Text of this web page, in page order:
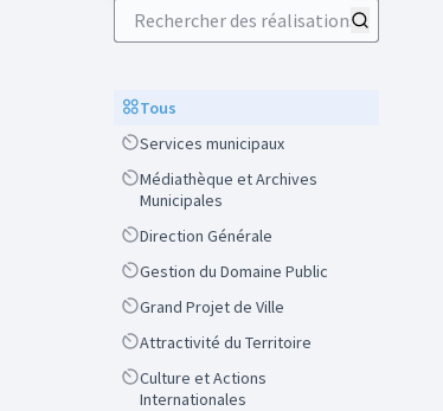
Rechercher des réalisations
ScopeTous
ScopeServices municipaux
Scope
Médiathèque et Archives
Municipales
ScopeDirection Générale
ScopeGestion du Domaine Public
ScopeGrand Projet de Ville
ScopeAttractivité du Territoire
Scope
Culture et Actions
Internationales